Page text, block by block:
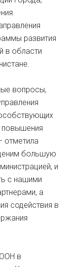
развития
в области
вопросы,
повышения
отметила
большую
и
с нашими
а
содействия в
в